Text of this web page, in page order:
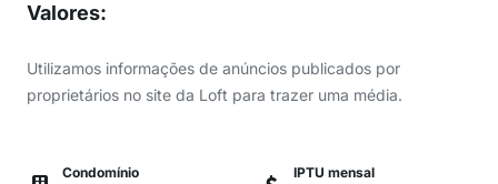
Valores:
Utilizamos informações de anúncios publicados por
proprietários no site da Loft para trazer uma média.
Condomínio
IPTU mensal